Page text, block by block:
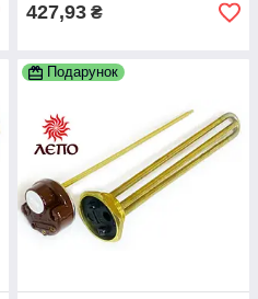
427,93 ₴
Подарунок